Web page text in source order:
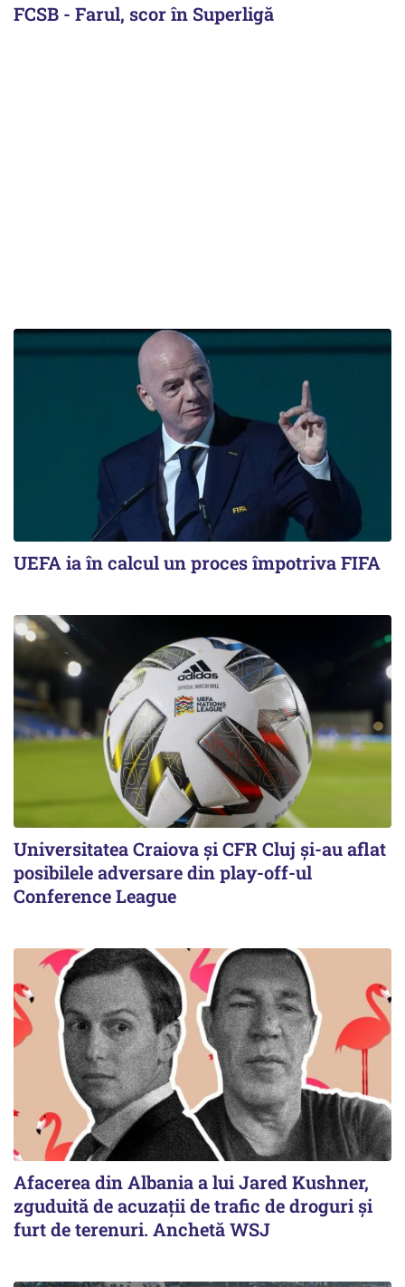
FCSB - Farul, scor în Superligă
UEFA ia în calcul un proces împotriva FIFA
Universitatea Craiova și CFR Cluj și-au aflat
posibilele adversare din play-off-ul
Conference League
Afacerea din Albania a lui Jared Kushner,
zguduită de acuzații de trafic de droguri și
furt de terenuri. Anchetă WSJ